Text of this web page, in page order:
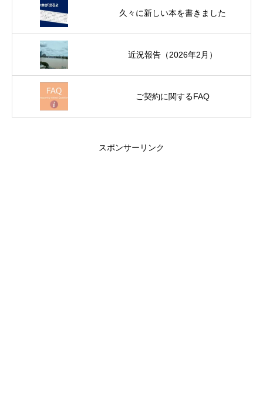
久々に新しい本を書きました
近況報告（2026年2月）
ご契約に関するFAQ
スポンサーリンク